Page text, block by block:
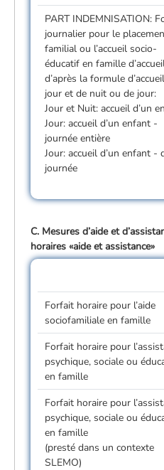
PART INDEMNISATION:
journalier pour le
familial ou l’accueil socio-
éducatif en famille
d’après la formule
jour et de nuit ou de jour:
Jour et Nuit: accueil d’un
Jour: accueil d’un enfant -
journée entière
Jour: accueil d’un enfant -
journée
C. Mesures d’aide et
horaires «aide et assistance»
Forfait horaire pour l’aide
sociofamiliale en famille
Forfait horaire pour
psychique, sociale ou
en famille
Forfait horaire pour
psychique, sociale ou
en famille
(presté dans un contexte
SLEMO)